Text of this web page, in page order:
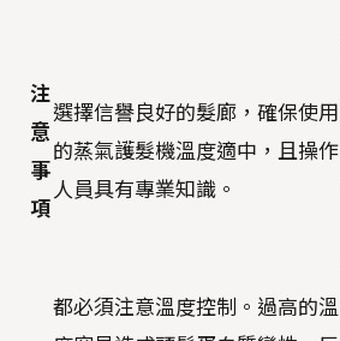
注
意
事
項
選擇信譽良好的髮廊，確保使用
的蒸氣護髮機溫度適中，且操作
人員具有專業知識。
都必須注意溫度控制。過高的溫